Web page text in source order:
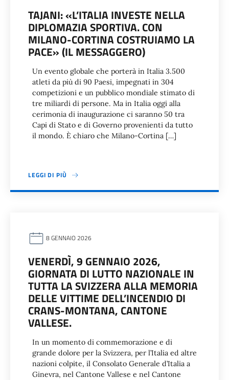
TAJANI: «L’ITALIA INVESTE NELLA
DIPLOMAZIA SPORTIVA. CON
MILANO-CORTINA COSTRUIAMO LA
PACE» (IL MESSAGGERO)
Un evento globale che porterà in Italia 3.500
atleti da più di 90 Paesi, impegnati in 304
competizioni e un pubblico mondiale stimato di
tre miliardi di persone. Ma in Italia oggi alla
cerimonia di inaugurazione ci saranno 50 tra
Capi di Stato e di Governo provenienti da tutto
il mondo. È chiaro che Milano-Cortina […]
LEGGI DI PIÙ
8 GENNAIO 2026
VENERDÌ, 9 GENNAIO 2026,
GIORNATA DI LUTTO NAZIONALE IN
TUTTA LA SVIZZERA ALLA MEMORIA
DELLE VITTIME DELL’INCENDIO DI
CRANS-MONTANA, CANTONE
VALLESE.
In un momento di commemorazione e di
grande dolore per la Svizzera, per l’Italia ed altre
nazioni colpite, il Consolato Generale d’Italia a
Ginevra, nel Cantone Vallese e nel Cantone